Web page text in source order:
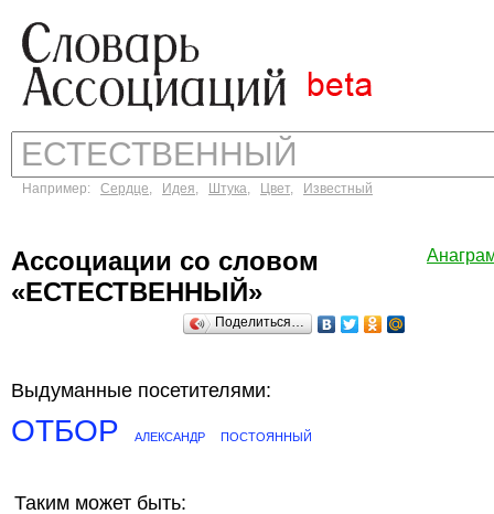
Например: Сердце, Идея, Штука, Цвет, Известный
Ассоциации со словом
«ЕСТЕСТВЕННЫЙ»
Поделиться…
Выдуманные посетителями:
ОТБОР АЛЕКСАНДР ПОСТОЯННЫЙ
Таким может быть: